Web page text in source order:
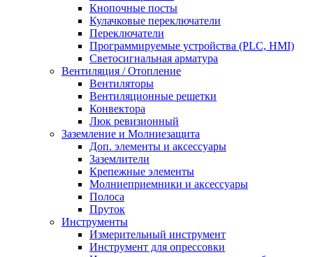
Кнопочные посты
Кулачковые переключатели
Переключатели
Программируемые устройства (PLC, HMI)
Светосигнальная арматура
Вентиляция / Отопление
Вентиляторы
Вентиляционные решетки
Конвектора
Люк ревизионный
Заземление и Молниезащита
Доп. элементы и аксессуары
Заземлители
Крепежные элементы
Молниеприемники и аксессуары
Полоса
Пруток
Инструменты
Измерительный инструмент
Инструмент для опрессовки